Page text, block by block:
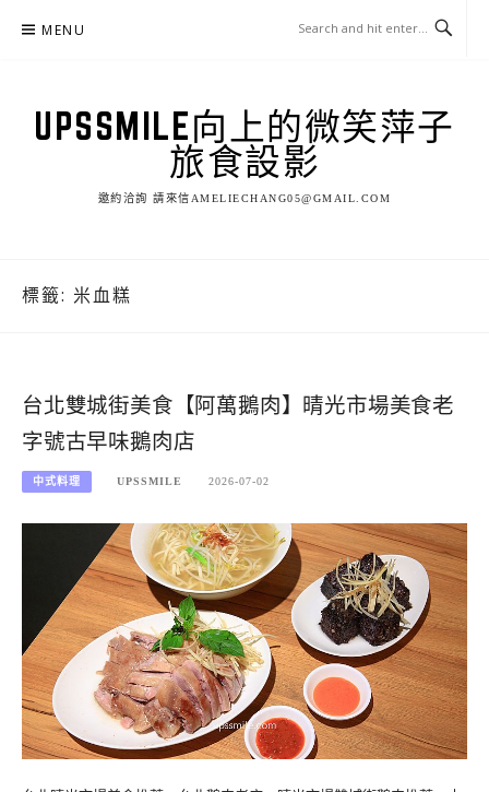
MENU
UPSSMILE向上的微笑萍子
旅食設影
邀約洽詢 請來信AMELIECHANG05@GMAIL.COM
標籤: 米血糕
台北雙城街美食【阿萬鵝肉】晴光市場美食老
字號古早味鵝肉店
中式料理 UPSSMILE 2026-07-02